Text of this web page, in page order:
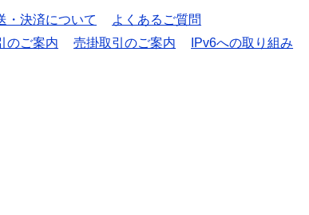
・決済について
よくあるご質問
のご案内 売掛取引のご案内
IPv6への取り組み